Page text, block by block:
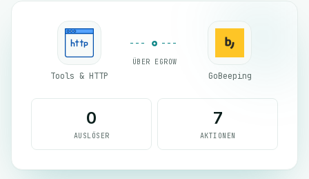
Tools & HTTP
ÜBER EGROW
GoBeeping
0
AUSLÖSER
7
AKTIONEN